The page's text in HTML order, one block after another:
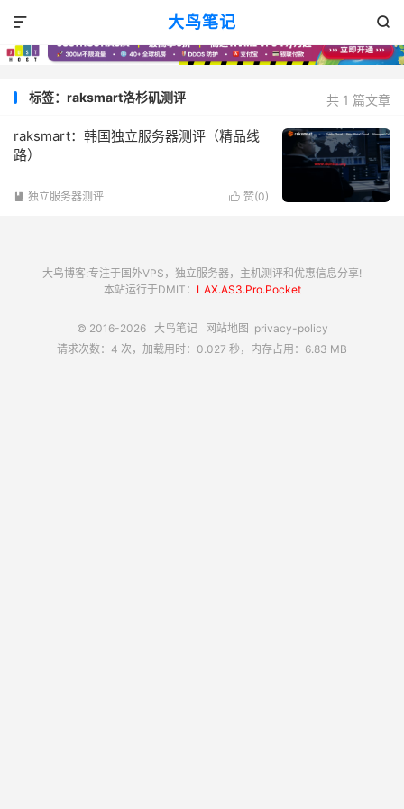
大鸟笔记 

共 1 篇文章
标签：raksmart洛杉矶测评
raksmart：韩国独立服务器测评（精品线
路）
 赞(0)
 独立服务器测评
大鸟博客:专注于国外VPS，独立服务器，主机测评和优惠信息分享!
本站运行于DMIT： LAX.AS3.Pro.Pocket
© 2016-2026 大鸟笔记 网站地图 privacy-policy
请求次数：4 次，加载用时：0.027 秒，内存占用：6.83 MB